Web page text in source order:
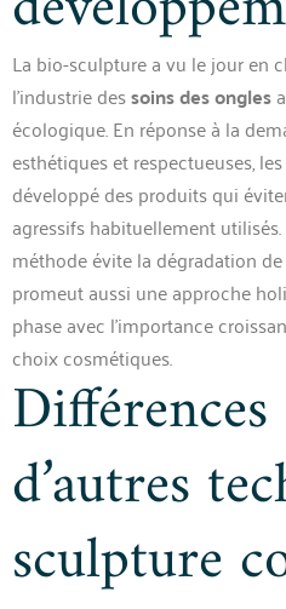
La bio-sculpture a vu le jour en
l’industrie dessoins des ongles
écologique. En réponse à la
esthétiques et respectueuses,
développé des produits qui
agressifs habituellement
méthode évite la dégradation
promeut aussi une approche
phase avec l’importance
choix cosmétiques.
Différences
d’autres
sculpture